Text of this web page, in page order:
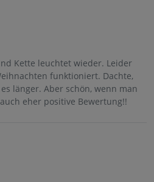
Kette leuchtet wieder. Leider
funktioniert. Dachte,
länger. Aber schön, wenn man
eher positive Bewertung!!